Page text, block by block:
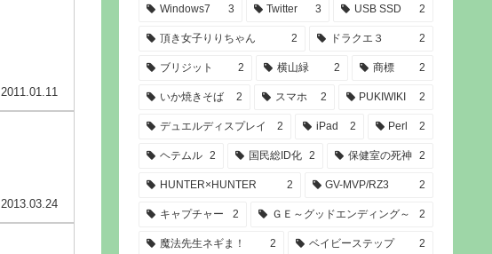
2011.01.11
2013.03.24
Windows7 3 Twitter 3 USB SSD 2
頂き女子りりちゃん 2 ドラクエ３ 2
ブリジット 2 横山緑 2 商標 2
いか焼きそば 2 スマホ 2 PUKIWIKI 2
デュエルディスプレイ 2 iPad 2 Perl 2
ヘテムル 2 国民総ID化 2 保健室の死神 2
HUNTER×HUNTER 2 GV-MVP/RZ3 2
キャプチャー 2 ＧＥ～グッドエンディング～ 2
魔法先生ネギま！ 2 ベイビーステップ 2